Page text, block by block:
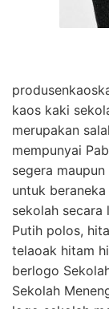
kaos kaki
merupakan
mempunyai
segera
untuk
sekolah secara
Putih polos,
telaoak hitam
berlogo
Sekolah